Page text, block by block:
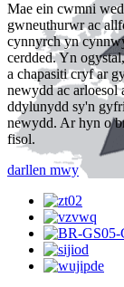
Mae ein cwmni
gwneuthurwr ac
cynnyrch yn
cerdded. Yn
a chapasiti cryf ar
newydd ac arloesol
ddylunydd sy'n
newydd. Ar hyn o
fisol.
darllen mwy